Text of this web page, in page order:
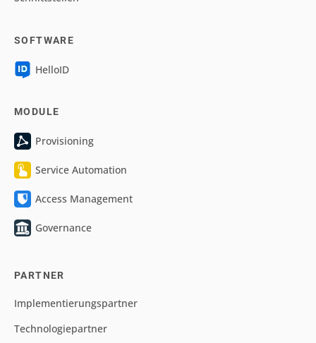
SOFTWARE
HelloID
MODULE
Provisioning
Service Automation
Access Management
Governance
PARTNER
Implementierungspartner
Technologiepartner